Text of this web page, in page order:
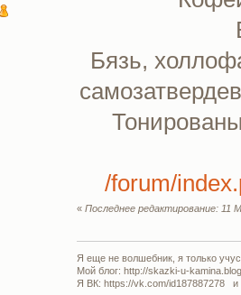
Бязь,
/forum/
«Последнее редактирование: 11
Я еще не волшебник, я только
Мой блог: http://skazki-u-
Я ВК: https://vk.com/id187887278 и